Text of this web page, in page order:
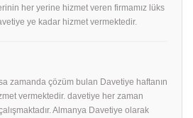
her yerine hizmet veren firmamız lüks
ye kadar hizmet vermektedir.
zamanda çözüm bulan Davetiye haftanın
vermektedir. davetiye her zaman
Almanya Davetiye olarak